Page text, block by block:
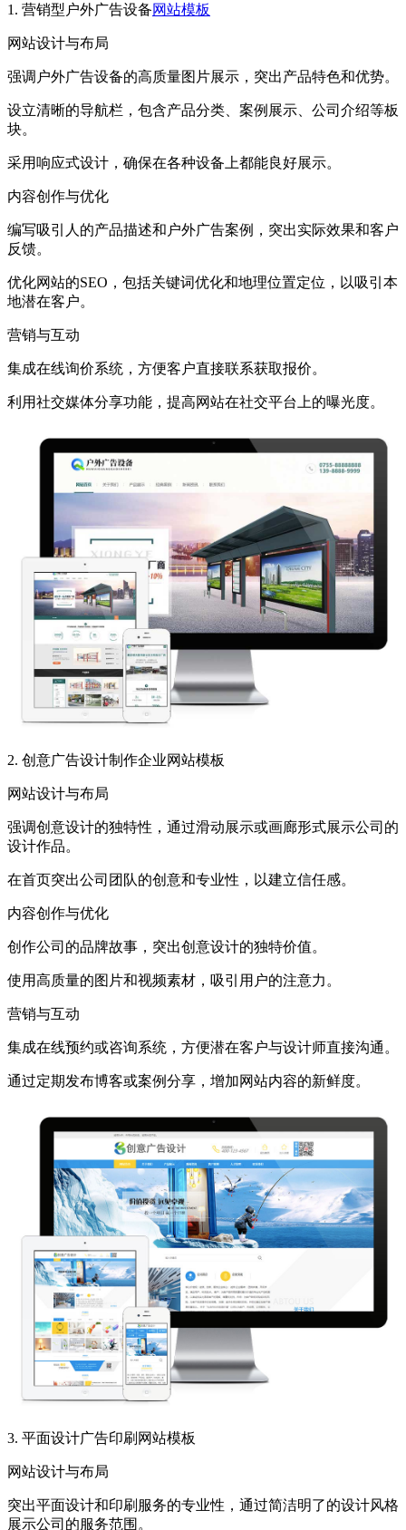
1. 营销型户外广告设备网站模板
网站设计与布局
强调户外广告设备的高质量图片展示，突出产品特色和优势。
设立清晰的导航栏，包含产品分类、案例展示、公司介绍等板
块。
采用响应式设计，确保在各种设备上都能良好展示。
内容创作与优化
编写吸引人的产品描述和户外广告案例，突出实际效果和客户
反馈。
优化网站的SEO，包括关键词优化和地理位置定位，以吸引本
地潜在客户。
营销与互动
集成在线询价系统，方便客户直接联系获取报价。
利用社交媒体分享功能，提高网站在社交平台上的曝光度。
2. 创意广告设计制作企业网站模板
网站设计与布局
强调创意设计的独特性，通过滑动展示或画廊形式展示公司的
设计作品。
在首页突出公司团队的创意和专业性，以建立信任感。
内容创作与优化
创作公司的品牌故事，突出创意设计的独特价值。
使用高质量的图片和视频素材，吸引用户的注意力。
营销与互动
集成在线预约或咨询系统，方便潜在客户与设计师直接沟通。
通过定期发布博客或案例分享，增加网站内容的新鲜度。
3. 平面设计广告印刷网站模板
网站设计与布局
突出平面设计和印刷服务的专业性，通过简洁明了的设计风格
展示公司的服务范围。